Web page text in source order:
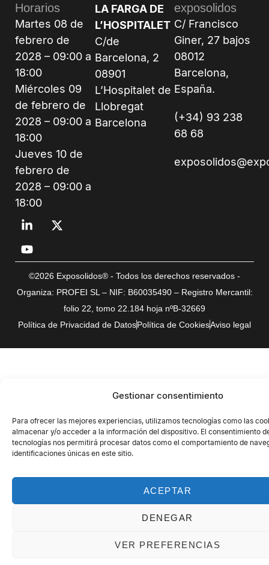
Gestionar consentimiento
Para ofrecer las mejores experiencias, utilizamos tecnologías como las
almacenar y/o acceder a la información del dispositivo. El consentimiento
tecnologías nos permitirá procesar datos como el comportamiento de
identificaciones únicas en este sitio.
ACEPTAR
DENEGAR
VER PREFERENCIAS
Horarios
Martes 08 de
febrero de
2028 – 09:00 a
18:00
Miércoles 09
de febrero de
2028 – 09:00 a
18:00
Jueves 10 de
febrero de
2028 – 09:00 a
18:00
LA FARGA DE
L’HOSPITALET
C/de
Barcelona, 2
08901
L’Hospitalet de
Llobregat
Barcelona
exposolidos
C/ Francisco
Giner, 27 bajos
08012
Barcelona,
España.
(+34) 93 238
68 68
©2026 Exposolidos® - Todos los derechos reservados -
Organiza: PROFEI SL – NIF: B60035490 – Registro Mercantil:
folio 22, tomo 22.184 hoja nºB-32669
Política de Privacidad de DatosPolítica de CookiesAviso legal